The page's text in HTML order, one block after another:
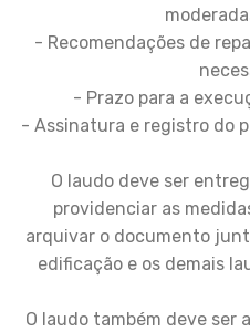
- Recomendações de
- Prazo para a
- Assinatura e registro do
O laudo deve ser
providenciar as
arquivar o documento
edificação e os demais
O laudo também deve ser